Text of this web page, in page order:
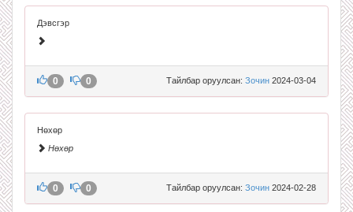
Дэвсгэр
Тайлбар оруулсан: Зочин 2024-03-04
0 0
Нөхөр
Нөхөр
Тайлбар оруулсан: Зочин 2024-02-28
0 0